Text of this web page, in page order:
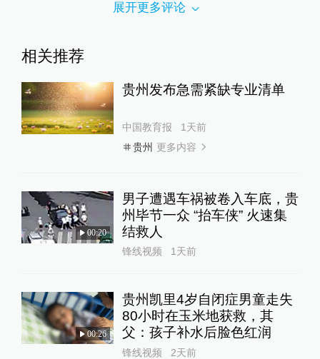
展开更多评论
相关推荐
贵州发布急需紧缺专业清单
中国教育报
1天前
贵州 更多内容
00:20
男子遭遇车祸被卷入车底，贵
州毕节一众 “抬车侠” 火速集
结救人
锋线视频 1天前
00:26
贵州凯里4岁自闭症男童走失
80小时在玉米地获救，其
父：孩子补水后脸色红润
锋线视频 2天前